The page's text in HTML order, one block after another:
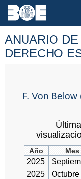
ANUARIO
DERECHO
F. Von Below
Año Mes
2025
2025
Octubre